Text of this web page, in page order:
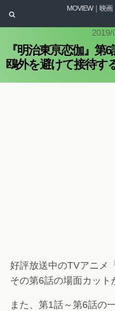
MOVIEW｜映
2019/
『明治東亰恋伽』第
鴎外を避けて接待す
好評放送中のTVアニメ
その第6話の場面カット
また、第1話～第6話の